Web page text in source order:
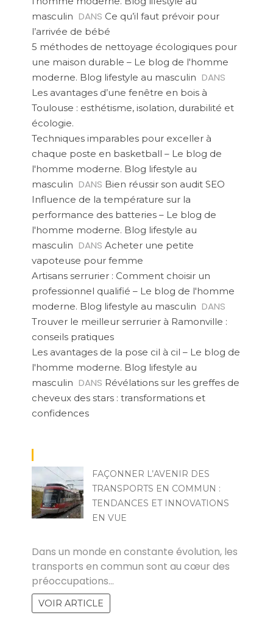
masculin DANS Ce qu’il faut prévoir pour
l’arrivée de bébé
5 méthodes de nettoyage écologiques pour
une maison durable – Le blog de l'homme
moderne. Blog lifestyle au masculin DANS
Les avantages d’une fenêtre en bois à
Toulouse : esthétisme, isolation, durabilité et
écologie.
Techniques imparables pour exceller à
chaque poste en basketball – Le blog de
l'homme moderne. Blog lifestyle au
masculin DANS Bien réussir son audit SEO
Influence de la température sur la
performance des batteries – Le blog de
l'homme moderne. Blog lifestyle au
masculin DANS Acheter une petite
vapoteuse pour femme
Artisans serrurier : Comment choisir un
professionnel qualifié – Le blog de l'homme
moderne. Blog lifestyle au masculin DANS
Trouver le meilleur serrurier à Ramonville :
conseils pratiques
Les avantages de la pose cil à cil – Le blog de
l'homme moderne. Blog lifestyle au
masculin DANS Révélations sur les greffes de
cheveux des stars : transformations et
confidences
FAÇONNER L’AVENIR DES
TRANSPORTS EN COMMUN :
TENDANCES ET INNOVATIONS
EN VUE
Dans un monde en constante évolution, les
transports en commun sont au cœur des
préoccupations…
VOIR ARTICLE